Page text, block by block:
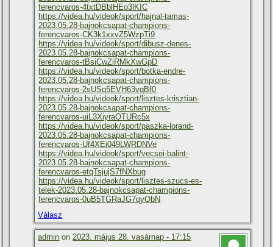
ferencvaros-4txtDBblHEo3lKIC
https://videa.hu/videok/sport/hajnal-tamas-
2023.05.28-bajnokcsapat-champions-
ferencvaros-CK3k1xxvZ5WzpTi9
https://videa.hu/videok/sport/dibusz-denes-
2023.05.28-bajnokcsapat-champions-
ferencvaros-tBsiCwZiRMkXwGpD
https://videa.hu/videok/sport/botka-endre-
2023.05.28-bajnokcsapat-champions-
ferencvaros-2sUSq5EVH63vqBf0
https://videa.hu/videok/sport/lisztes-krisztian-
2023.05.28-bajnokcsapat-champions-
ferencvaros-uiL3XiyraOTURc5x
https://videa.hu/videok/sport/paszka-lorand-
2023.05.28-bajnokcsapat-champions-
ferencvaros-Uf4XEi049LWRDNVe
https://videa.hu/videok/sport/vecsei-balint-
2023.05.28-bajnokcsapat-champions-
ferencvaros-etqTsjujS7fNXbug
https://videa.hu/videok/sport/lisztes-szucs-es-
telek-2023.05.28-bajnokcsapat-champions-
ferencvaros-0uB5TGRaJG7qyObN
Válasz
admin on2023. május 28. vasárnap - 17:15